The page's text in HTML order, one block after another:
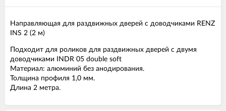
Направляющая для раздвижных дверей с доводчиками RENZ
INS 2 (2 м)
Подходит для роликов для раздвижных дверей с двумя
доводчиками INDR 05 double soft
Материал: алюминий без анодирования.
Толщина профиля 1,0 мм.
Длина 2 метра.